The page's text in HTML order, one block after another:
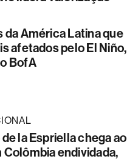
da América Latina que
afetados pelo El Niño,
BofA
la Espriella chega ao
Colômbia endividada,